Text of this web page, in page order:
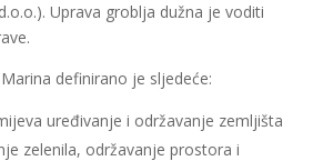
Uprava groblja dužna je voditi
definirano je sljedeće:
uređivanje i održavanje zemljišta
zelenila, održavanje prostora i